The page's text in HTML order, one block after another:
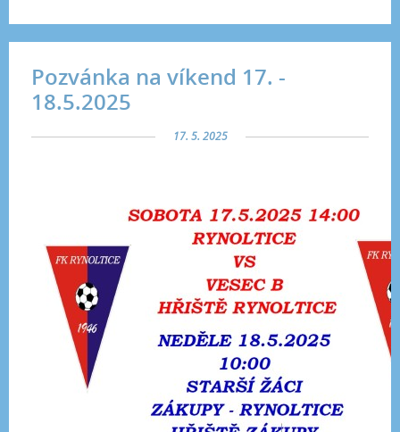
Pozvánka na víkend 17. -
18.5.2025
17. 5. 2025